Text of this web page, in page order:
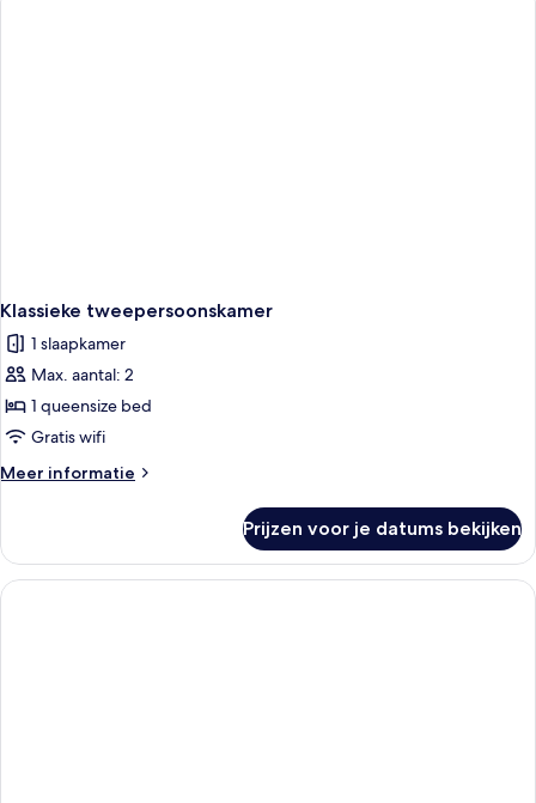
Klassieke tweepersoonskamer
1 slaapkamer
Max. aantal: 2
1 queensize bed
Gratis wifi
Meer informatie
Meer
tweepersoonskamer
Prijzen voor je datums bekijken